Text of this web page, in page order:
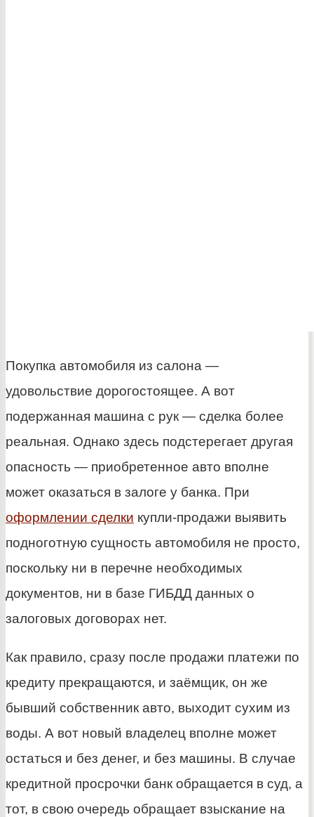
Покупка автомобиля из салона —
удовольствие дорогостоящее. А вот
подержанная машина с рук — сделка более
реальная. Однако здесь подстерегает другая
опасность — приобретенное авто вполне
может оказаться в залоге у банка. При
оформлении сделки купли-продажи выявить
подноготную сущность автомобиля не просто,
поскольку ни в перечне необходимых
документов, ни в базе ГИБДД данных о
залоговых договорах нет.
Как правило, сразу после продажи платежи по
кредиту прекращаются, и заёмщик, он же
бывший собственник авто, выходит сухим из
воды. А вот новый владелец вполне может
остаться и без денег, и без машины. В случае
кредитной просрочки банк обращается в суд, а
тот, в свою очередь обращает взыскание на